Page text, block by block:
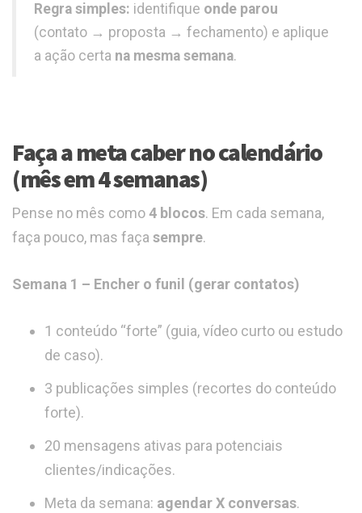
Regra simples: identifique onde parou
(contato → proposta → fechamento) e aplique
a ação certa na mesma semana.
Faça a meta caber no calendário
(mês em 4 semanas)
Pense no mês como4 blocos. Em cada semana,
faça pouco, mas faça sempre.
Semana 1 – Encher o funil (gerar contatos)
1 conteúdo “forte” (guia, vídeo curto ou estudo
de caso).
3 publicações simples (recortes do conteúdo
forte).
20 mensagens ativas para potenciais
clientes/indicações.
Meta da semana: agendar X conversas.